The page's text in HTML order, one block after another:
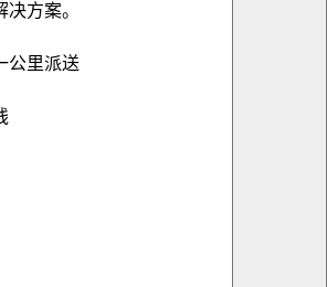
方案。
公里派送